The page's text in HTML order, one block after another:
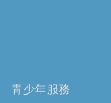
青少年服務